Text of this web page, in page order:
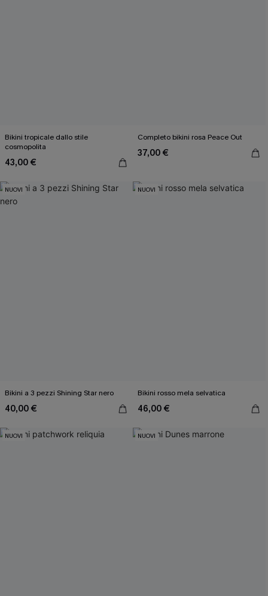
Bikini tropicale dallo stile
cosmopolita
43,00 €
Completo bikini rosa Peace Out
37,00 €
NUOVI
Bikini a 3 pezzi Shining Star nero
40,00 €
NUOVI
Bikini rosso mela selvatica
46,00 €
NUOVI NUOVI